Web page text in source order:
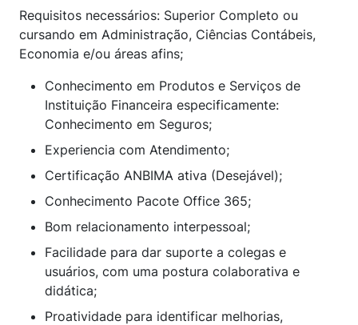
Requisitos necessários: Superior Completo ou
cursando em Administração, Ciências Contábeis,
Economia e/ou áreas afins;
Conhecimento em Produtos e Serviços de
Instituição Financeira especificamente:
Conhecimento em Seguros;
Experiencia com Atendimento;
Certificação ANBIMA ativa (Desejável);
Conhecimento Pacote Office 365;
Bom relacionamento interpessoal;
Facilidade para dar suporte a colegas e
usuários, com uma postura colaborativa e
didática;
Proatividade para identificar melhorias,